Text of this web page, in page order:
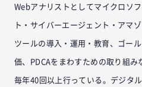
Webアナリストとしてマイクロソ
ト・サイバーエージェント・アマ
ツールの導入・運用・教育、ゴー
価、PDCAをまわすための取り組み
毎年40回以上行っている。デジタ